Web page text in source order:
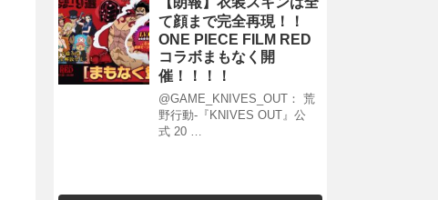
て顔まで完全再現！！
ONE PIECE FILM RED
コラボまもなく開
催！！！！
@GAME_KNIVES_OUT： 荒
野行動-『KNIVES OUT』公
式 20 …